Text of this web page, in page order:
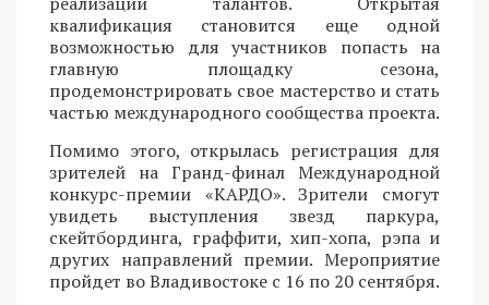
квалификация становится еще одной
возможностью для участников попасть на
главную площадку сезона,
продемонстрировать свое мастерство и стать
частью международного сообщества проекта.
Помимо этого, открылась регистрация для
зрителей на Гранд-финал Международной
конкурс-премии «КАРДО». Зрители смогут
увидеть выступления звезд паркура,
скейтбординга, граффити, хип-хопа, рэпа и
других направлений премии. Мероприятие
пройдет во Владивостоке с 16 по 20 сентября.